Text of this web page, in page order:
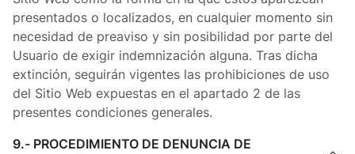
presentados o localizados, en cualquier momento sin
necesidad de preaviso y sin posibilidad por parte del
Usuario de exigir indemnización alguna. Tras dicha
extinción, seguirán vigentes las prohibiciones de uso
del Sitio Web expuestas en el apartado 2 de las
presentes condiciones generales.
9.- PROCEDIMIENTO DE DENUNCIA DE